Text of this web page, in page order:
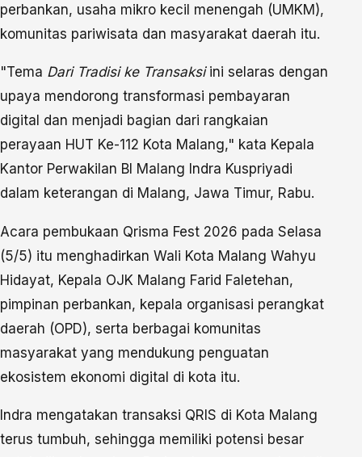
perbankan, usaha mikro kecil menengah (UMKM),
komunitas pariwisata dan masyarakat daerah itu.
"Tema Dari Tradisi ke Transaksiini selaras dengan
upaya mendorong transformasi pembayaran
digital dan menjadi bagian dari rangkaian
perayaan HUT Ke-112 Kota Malang," kata Kepala
Kantor Perwakilan BI Malang Indra Kuspriyadi
dalam keterangan di Malang, Jawa Timur, Rabu.
Acara pembukaan Qrisma Fest 2026 pada Selasa
(5/5) itu menghadirkan Wali Kota Malang Wahyu
Hidayat, Kepala OJK Malang Farid Faletehan,
pimpinan perbankan, kepala organisasi perangkat
daerah (OPD), serta berbagai komunitas
masyarakat yang mendukung penguatan
ekosistem ekonomi digital di kota itu.
Indra mengatakan transaksi QRIS di Kota Malang
terus tumbuh, sehingga memiliki potensi besar